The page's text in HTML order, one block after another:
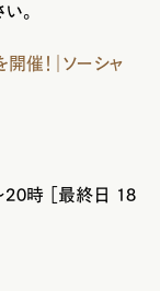
。
催！｜ソーシャ
時 ［最終日 18